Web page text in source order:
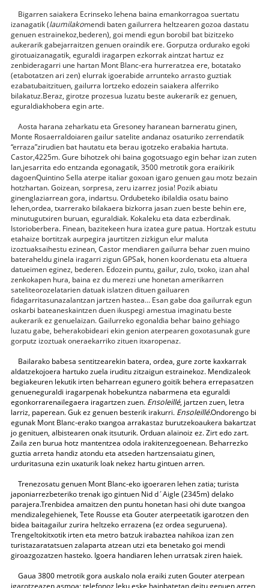
Bigarrensaiakera Ecrinseko lehena baina emankorragoa suertatu
izanagatik (laumilakomendi baten gailurrera heltzearen gozoa dastatu
genuen estrainekoz,bederen), goi mendi egun borobil bat bizitzeko
aukerarik gabejarraitzen genuen oraindik ere. Gorputza ordurako egoki
girotuaizanagatik, eguraldi iragarpen ezkorrak aintzat hartuz ez
zenbideragarri une hartan Mont Blanc-era hurreratzea ere, botatako
(etabotatzen ari zen) elurrak igoerabide arrunteko arrasto guztiak
ezabatubaitzituen, gailurra lortzeko edozein saiakera alferriko
bilakatuz.Beraz, girotze prozesua luzatu beste aukerarik ez genuen,
eguraldiakhobera egin arte.
Aosta harana zeharkatu eta Gresoney haranean barneratu ginen,
Monte Rosaerraldoiaren gailur satelite andanaz osaturiko zerrendatik
“erraza”zirudien bat hautatu eta berau igotzeko erabakia hartuta.
Castor,4225m. Gure bihotzek ohi baina gogotsuago egin behar izan zuten
lan,jesarrita edo entzanda egonagatik, 3500 metrotik gora eraikirik
dagoenQuintino Sella aterpe italiar goxoan igaro genuen gau motz bezain
hotzhartan. Goizean, sorpresa, zeru izarrez josia! Pozik abiatu
ginenglaziarrean gora, indartsu. Ordubeteko ibilaldia osatu baino
lehen,ordea, txarrerako bilakaera bizkorra jasan zuen beste behin ere,
minutugutxiren buruan, eguraldiak. Kokaleku eta data ezberdinak.
Istorioberbera. Finean, bazitekeen hura izatea gure patua. Hortzak estutu
etahaize bortitzak aurpegira jaurtitzen zizkigun elur maluta
izoztuaksaihestu ezinean, Castor mendiaren gailurra behar zuen muino
bateraheldu ginela iragarri zigun GPSak, honen koordenatu eta altuera
datueimen eginez, bederen. Edozein puntu, gailur, zulo, txoko, izan ahal
zenkokapen hura, baina ez du merezi une honetan amerikarren
sateliteorozelatarien datuak islatzen dituen gailuaren
fidagarritasunazalantzan jartzen hastea… Esan gabe doa gailurrak egun
oskarbi bateaneskaintzen duen ikuspegi amestua imaginatu beste
aukerarik ez genuelaizan. Gailurreko egonaldia behar baino gehiago
luzatu gabe, beherakobideari ekin genion aterpearen goxotasunak gure
gorputz izoztuak oneraekarriko zituen itxaropenaz.
Bailarako babesa sentitzearekin batera, ordea, gure zorte kaxkarrak
aldatzekojoera hartuko zuela iruditu zitzaigun estrainekoz. Mendizaleok
begiakeuren lekutik irten beharrean egunero goitik behera errepasatzen
genueneguraldi iragarpenak hobekuntza nabarmena eta eguraldi
egonkorrarenailegaera iragartzen zuen. Ensoleillé, jartzen zuen, letra
larriz, paperean. Guk ez genuen besterik irakurri. Ensoleillé.Ondorengo bi
egunak Mont Blanc-erako txangoa arrakastaz burutzekoaukera bakartzat
jo genituen, albistearen onak itsuturik. Orduan alainoiz ez. Zirt edo zart.
Zaila zen burua hotz mantentzea odola irakitenzegoenean. Beharrezko
guztia arreta handiz atondu eta atseden hartzensaiatu ginen,
urduritasuna ezin uxaturik loak nekez hartu gintuen arren.
Trenezosatu genuen Mont Blanc-eko igoeraren lehen zatia; turista
japoniarrezbeteriko trenak igo gintuen Nid d´Aigle (2345m) delako
parajera.Trenbidea amaitzen den puntu honetan hasi ohi dute txangoa
mendizalegehienek, Tete Rousse eta Gouter aterpeetatik igarotzen den
bidea baitagailur zurira heltzeko errazena (ez ordea seguruena).
Trengeltokitxotik irten eta metro batzuk irabaztea nahikoa izan zen
turistazaratatsuen zalaparta atzean utzi eta benetako goi mendi
giroazgozatzen hasteko. Igoera handiaren lehen urratsak ziren haiek.
Gaua 3800 metrotik gora auskalo nola eraiki zuten Gouter aterpean
igarotzeazen asmoa; telefonoz leku eske hainbatetan deitu genuen arren,